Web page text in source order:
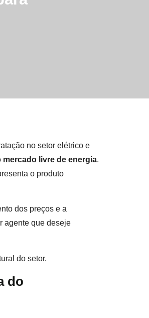
no setor elétrico e
mercado livre de energia.
o produto
dos preços e a
agente que deseje
do setor.
do